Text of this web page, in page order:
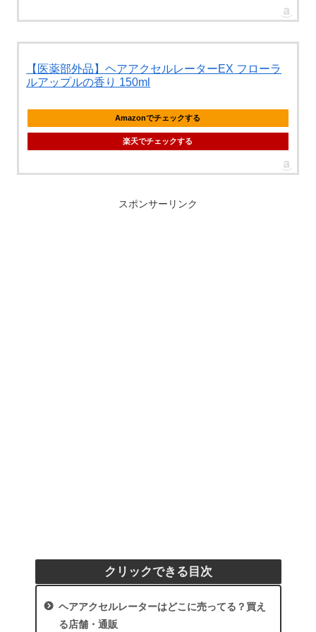
【医薬部外品】ヘアアクセルレーターEX フローラ
ルアップルの香り 150ml
Amazonでチェックする
楽天でチェックする
スポンサーリンク
クリックできる目次
ヘアアクセルレーターはどこに売ってる？買え
る店舗・通販